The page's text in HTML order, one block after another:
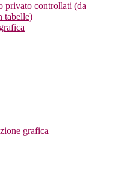
privato controllati (da
tabelle)
grafica